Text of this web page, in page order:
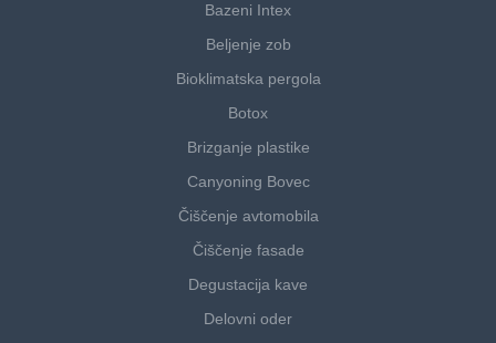
Bazeni Intex
Beljenje zob
Bioklimatska pergola
Botox
Brizganje plastike
Canyoning Bovec
Čiščenje avtomobila
Čiščenje fasade
Degustacija kave
Delovni oder